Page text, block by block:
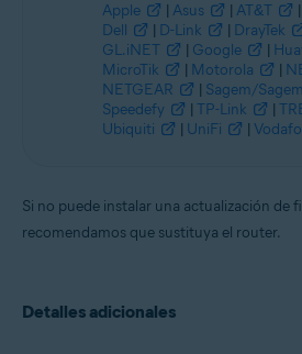
Apple | Asus | AT&T |
Dell
| D-Link | DrayTek
GL.iNET
| Google |
MicroTik
| Motorola |
NETGEAR
| Sagem/
Speedefy
| TP-Link |
Ubiquiti
| UniFi |
Si no puede instalar una actualización de
recomendamos que sustituya el router.
Detalles adicionales